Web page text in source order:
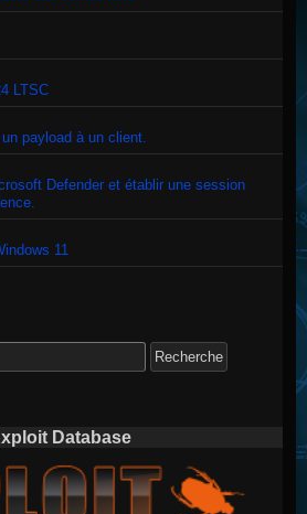
LTSC
payload à un client.
Defender et établir une session
11
Database